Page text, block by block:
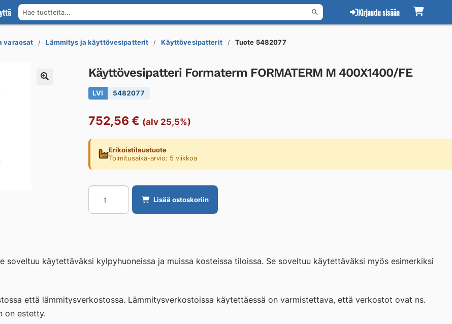
Hae tuotteita... Kirjaudu sisään
varaosat Lämmitys ja käyttövesipatterit Käyttövesipatterit Tuote 5482077
Käyttövesipatteri Formaterm FORMATERM M 400X1400/FE
LVI 5482077
752,56 € (alv 25,5%)
Erikoistilaustuote
Toimitusaika-arvio: 5 viikkoa
Käyttövesipatteri
Formaterm
FORMATERM
400X1400/FE
Lisää ostoskoriin
soveltuu käytettäväksi kylpyhuoneissa ja muissa kosteissa tiloissa. Se soveltuu käytettäväksi myös esimerkiksi
että lämmitysverkostossa. Lämmitysverkostoissa käytettäessä on varmistettava, että verkostot ovat ns.
on estetty.